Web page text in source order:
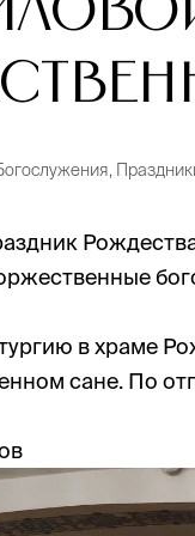
в храме
сане. По